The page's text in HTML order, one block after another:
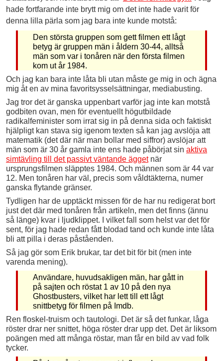
hade fortfarande inte brytt mig om det inte hade varit för
denna lilla pärla som jag bara inte kunde motstå:
Den största gruppen som gett filmen ett lågt
betyg är gruppen män i åldern 30-44, alltså
män som var i tonåren när den första filmen
kom ut år 1984.
Och jag kan bara inte låta bli utan måste ge mig in och ägna
mig åt en av mina favoritsysselsättningar, mediabusting.
Jag tror det är ganska uppenbart varför jag inte kan motstå
godbiten ovan, men för eventuellt högutbildade
radikalfeminister som irrat sig in på denna sida och faktiskt
hjälpligt kan stava sig igenom texten så kan jag avslöja att
matematik (det där när man bollar med siffror) avslöjar att
män som är 30 år gamla inte ens hade påbörjat sin aktiva
simtävling till det passivt väntande äggetnär
ursprungsfilmen släpptes 1984. Och männen som är 44 var
12. Men tonåren har väl, precis som våldtäkterna, numer
ganska flytande gränser.
Tydligen har de upptäckt missen för de har nu redigerat bort
just det där med tonåren från artikeln, men det finns (ännu
så länge) kvar i ljudklippet. I vilket fall som helst var det för
sent, för jag hade redan fått blodad tand och kunde inte låta
bli att pilla i deras påståenden.
Så jag gör som Erik brukar, tar det bit för bit (men inte
varenda mening).
Användare, huvudsakligen män, har gått in
på sajten och röstat 1 av 10 på den nya
Ghostbusters, vilket har lett till ett lågt
snittbetyg för filmen på Imdb.
Ren floskel-truism och tautologi. Det är så det funkar, låga
röster drar ner snittet, höga röster drar upp det. Det är liksom
poängen med att många röstar, man får en bild av vad folk
tycker.